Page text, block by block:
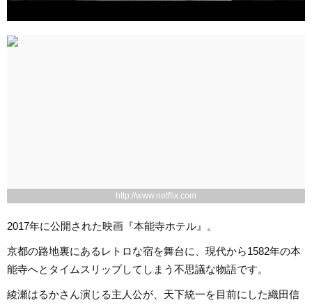
http://www.netflix.com
2017年に公開された映画『本能寺ホテル』。
京都の路地裏にあるレトロな宿を舞台に、現代から1582年の本
能寺へとタイムスリップしてしまう不思議な物語です。
綾瀬はるかさん演じる主人公が、天下統一を目前にした織田信